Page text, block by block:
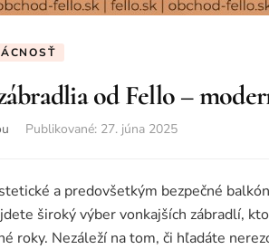
od Fello –
Publikované: 27. júna 2025
a predovšetkým bezpečné
široký výber vonkajších zábradlí,
roky. Nezáleží na tom, či hľadáte